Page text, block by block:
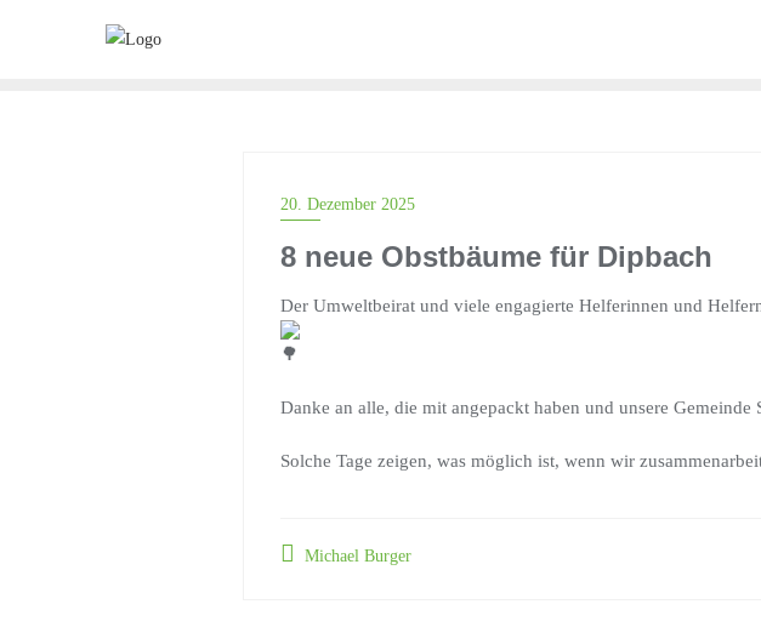
20. Dezember 2025
8 neue Obstbäume für Dipbach
Der Umweltbeirat und viele engagierte Helferinnen und
Danke an alle, die mit angepackt haben und unsere
Solche Tage zeigen, was möglich ist, wenn wir
Michael Burger